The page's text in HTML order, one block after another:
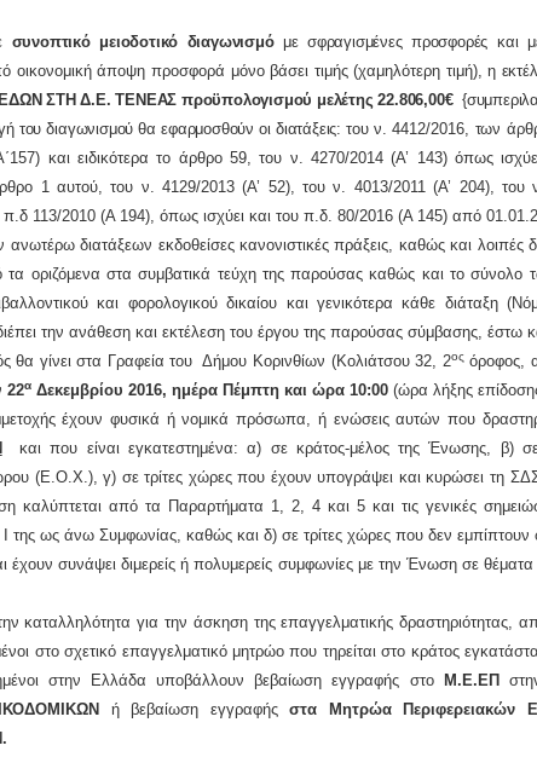
συνοπτικό μειοδοτικό διαγωνισμόμε σφραγισμένες προσφορές και
οικονομική άποψη προσφορά μόνο βάσει τιμής (χαμηλότερη τιμή), η
ΣΤΗ Δ.Ε. ΤΕΝΕΑΣ προϋπολογισμού μελέτης 22.806,00€
του διαγωνισμού θα εφαρμοσθούν οι διατάξεις: τουν. 4412/2016, των
και ειδικότερα το άρθρο 59, του ν. 4270/2014 (Α’ 143) όπως
1 αυτού, του ν. 4129/2013 (Α’ 52), του ν. 4013/2011 (Α’ 204), του
113/2010 (Α 194), όπως ισχύει και του π.δ. 80/2016 (Α 145) από
ανωτέρω διατάξεων εκδοθείσες κανονιστικές πράξεις, καθώς και λοιπές
οριζόμενα στα συμβατικά τεύχη της παρούσας καθώς και το σύνολο
και φορολογικού δικαίου και γενικότερα κάθε διάταξη
την ανάθεση και εκτέλεση του έργου της παρούσας σύμβασης, έστω
θα γίνει στα Γραφεία του Δήμου Κορινθίων (Κολιάτσου 32, 2οςόροφος,
22αΔεκεμβρίου 2016, ημέρα Πέμπτη και ώρα 10:00(ώρα λήξης
έχουν φυσικά ή νομικά πρόσωπα, ή ενώσεις αυτών που
και που είναι εγκατεστημένα: α) σε κράτος-μέλος της Ένωσης, β)
(Ε.Ο.Χ.), γ) σε τρίτες χώρες που έχουν υπογράψει και κυρώσει τη
καλύπτεται από τα Παραρτήματα 1, 2, 4 και 5 και τις γενικές
I της ως άνω Συμφωνίας, καθώς και δ) σε τρίτες χώρες που δεν
έχουν συνάψει διμερείς ή πολυμερείς συμφωνίες με την Ένωση σε
καταλληλότητα για την άσκηση της επαγγελματικής δραστηριότητας,
στο σχετικό επαγγελματικό μητρώο που τηρείται στο κράτος
στην Ελλάδα υποβάλλουν βεβαίωση εγγραφής στο
Μ.Ε.ΕΠ
ή βεβαίωση εγγραφήςστα Μητρώα Περιφερειακών